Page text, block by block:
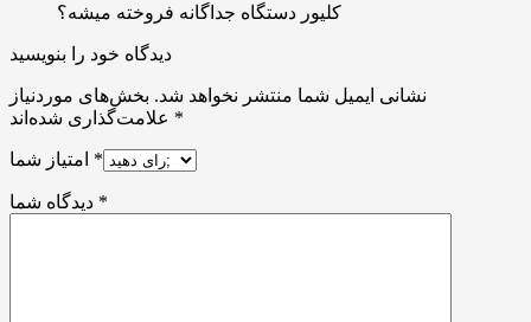
کلیور دستگاه جداگانه فروخته میشه؟
دیدگاه خود را بنویسید
نشانی ایمیل شما منتشر نخواهد شد. بخش‌های موردنیاز
*
*
*